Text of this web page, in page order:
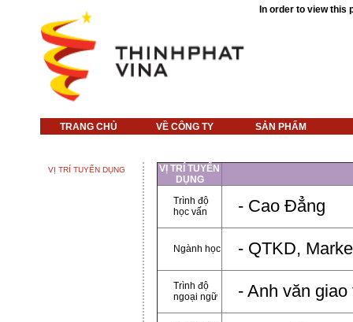
In order to view this
TRANG CHỦ VỀ CÔNG TY SẢN PHẨM
VỊ TRÍ TUYỂN DỤNG
VỊ TRÍ TUYỂN
DỤNG
Trình độ
học vấn
- Cao Đẳng
Ngành học - QTKD,
Trình độ
ngoại ngữ
- Anh văn giao